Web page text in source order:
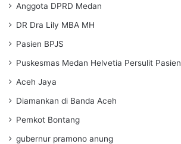
Anggota DPRD Medan
DR Dra Lily MBA MH
Pasien BPJS
Puskesmas Medan Helvetia Persulit Pasien
Aceh Jaya
Diamankan di Banda Aceh
Pemkot Bontang
gubernur pramono anung